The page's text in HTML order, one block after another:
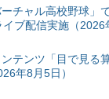
チャル高校野球」
ブ配信実施（2026
テンツ「目で見る
年8月5日）